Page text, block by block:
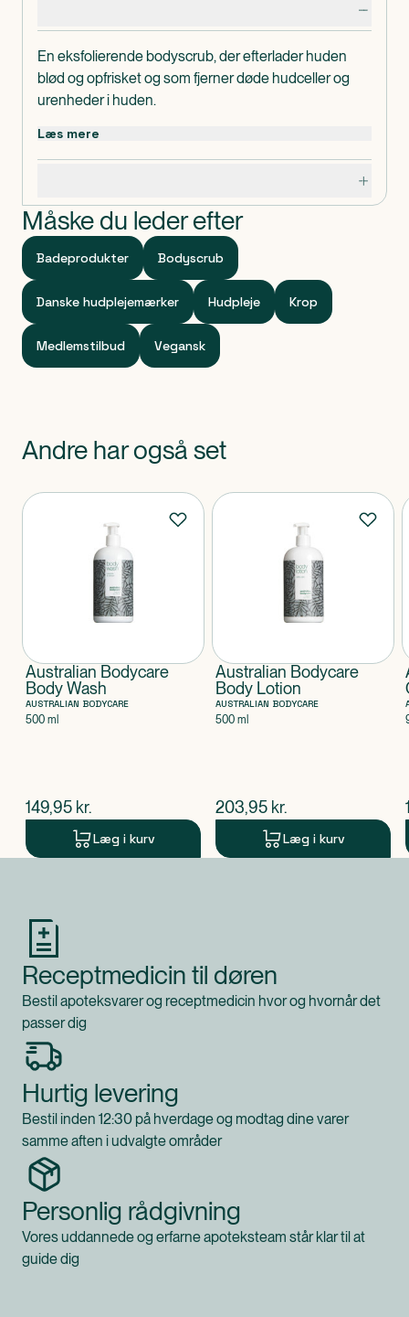
En eksfolierende bodyscrub, der efterlader huden
blød og opfrisket og som fjerner døde hudceller og
urenheder i huden.
Læs mere
Måske du leder efter
Badeprodukter Bodyscrub
Danske hudplejemærker Hudpleje Krop
Medlemstilbud Vegansk
Andre har også set
Produkter
Australian Bodycare
Body Wash
AUSTRALIAN BODYCARE
500 ml
$nuværende pris
149,95 kr.
Læg i kurv
Australian Bodycare
Body Lotion
AUSTRALIAN BODYCARE
500 ml
$nuværende pris
203,95 kr.
Læg i kurv
Receptmedicin til døren
Bestil apoteksvarer og receptmedicin hvor og hvornår det
passer dig
Hurtig levering
Bestil inden 12:30 på hverdage og modtag dine varer
samme aften i udvalgte områder
Personlig rådgivning
Vores uddannede og erfarne apoteksteam står klar til at
guide dig